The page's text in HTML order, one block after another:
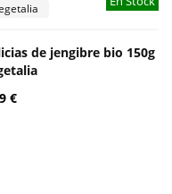
de jengibre bio 150g
€